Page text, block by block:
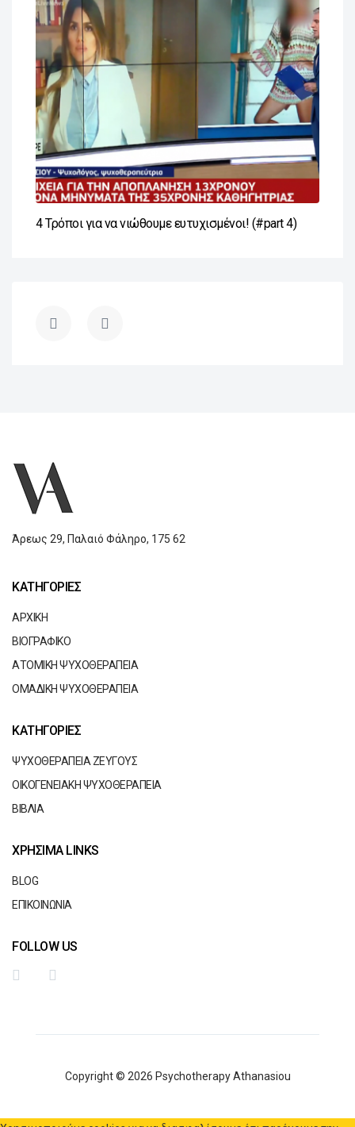
4 Τρόποι για να νιώθουμε ευτυχισμένοι! (#part 4)
Άρεως 29, Παλαιό Φάληρο, 175 62
ΚΑΤΗΓΟΡΙΕΣ
ΑΡΧΙΚΗ
ΒΙΟΓΡΑΦΙΚΟ
ΑΤΟΜΙΚΗ ΨΥΧΟΘΕΡΑΠΕΙΑ
ΟΜΑΔΙΚΗ ΨΥΧΟΘΕΡΑΠΕΙΑ
ΚΑΤΗΓΟΡΙΕΣ
ΨΥΧΟΘΕΡΑΠΕΙΑ ΖΕΥΓΟΥΣ
ΟΙΚΟΓΕΝΕΙΑΚΗ ΨΥΧΟΘΕΡΑΠΕΙΑ
ΒΙΒΛΙΑ
ΧΡΗΣΙΜΑ LINKS
BLOG
ΕΠΙΚΟΙΝΩΝΙΑ
FOLLOW US
Copyright © 2026 Psychotherapy Athanasiou